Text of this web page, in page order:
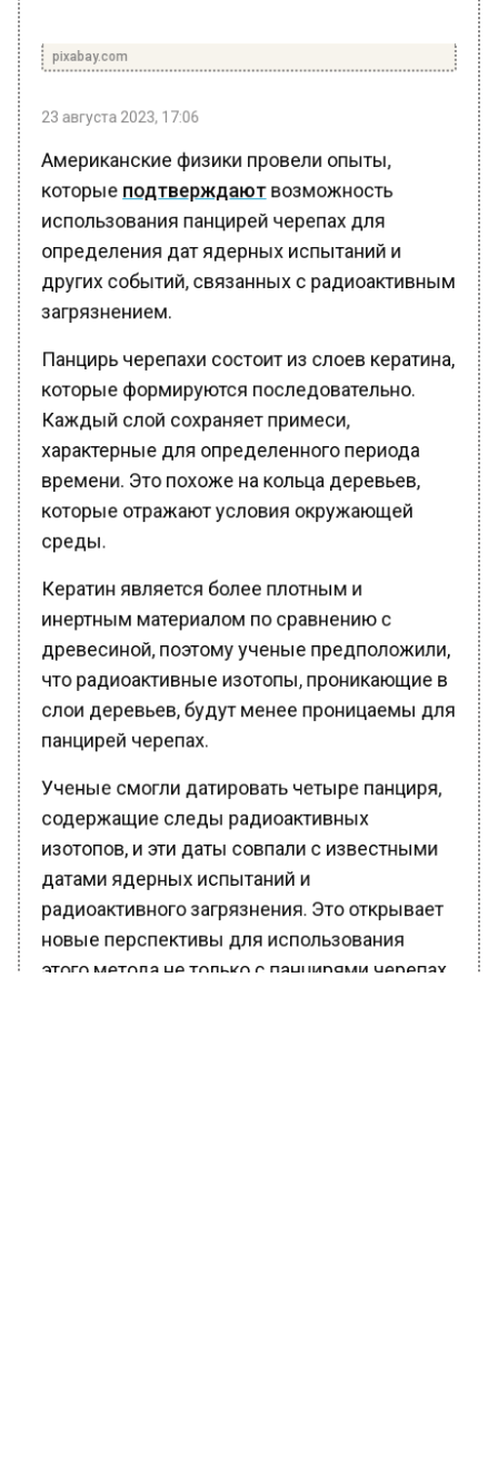
которыеподтверждаютвозможность
использования панцирей черепах для
определения дат ядерных испытаний и
других событий, связанных с радиоактивным
загрязнением.
Панцирь черепахи состоит из слоев кератина,
которые формируются последовательно.
Каждый слой сохраняет примеси,
характерные для определенного периода
времени. Это похоже на кольца деревьев,
которые отражают условия окружающей
среды.
Кератин является более плотным и
инертным материалом по сравнению с
древесиной, поэтому ученые предположили,
что радиоактивные изотопы, проникающие в
слои деревьев, будут менее проницаемы для
панцирей черепах.
Ученые смогли датировать четыре панциря,
содержащие следы радиоактивных
изотопов, и эти даты совпали с известными
датами ядерных испытаний и
радиоактивного загрязнения. Это открывает
новые перспективы для использования
этого метода не только с панцирями черепах,